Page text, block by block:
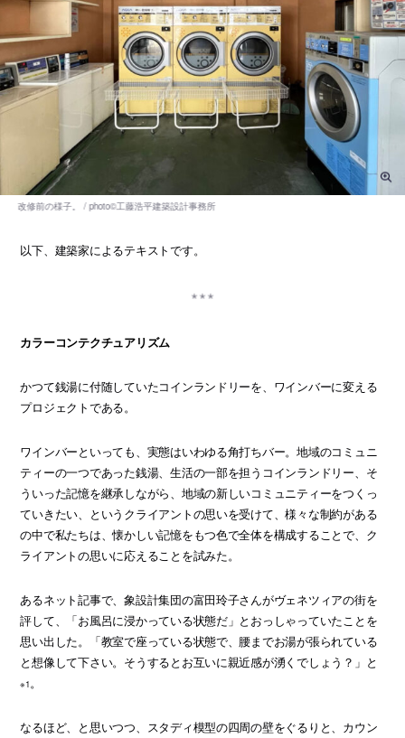
以下、建築家によるテキストです。
カラーコンテクチュアリズム
かつて銭湯に付随していたコインランドリーを、ワインバーに変える
プロジェクトである。
ワインバーといっても、実態はいわゆる角打ちバー。地域のコミュニ
ティーの一つであった銭湯、生活の一部を担うコインランドリー、そ
ういった記憶を継承しながら、地域の新しいコミュニティーをつくっ
ていきたい、というクライアントの思いを受けて、様々な制約がある
の中で私たちは、懐かしい記憶をもつ色で全体を構成することで、ク
ライアントの思いに応えることを試みた。
あるネット記事で、象設計集団の富田玲子さんがヴェネツィアの街を
評して、「お風呂に浸かっている状態だ」とおっしゃっていたことを
思い出した。「教室で座っている状態で、腰までお湯が張られている
と想像して下さい。そうするとお互いに親近感が湧くでしょう？」と
※1。
なるほど、と思いつつ、スタディ模型の四周の壁をぐるりと、カウン